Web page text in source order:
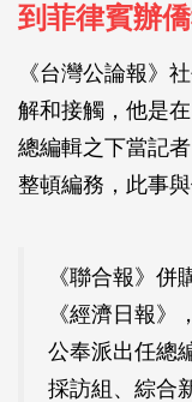
到菲律賓辦
《台灣公論報》
解和接觸，他是
總編輯之下當記
整頓編務，此事
《聯合報》
《經濟日報
公奉派出任總
採訪組、綜合